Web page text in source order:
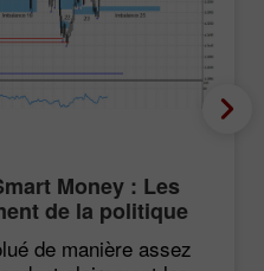
Money : Les
de la politique
de manière assez